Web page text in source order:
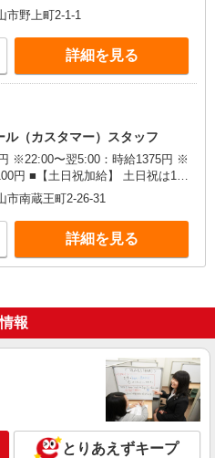
時給＋
市野上町2-1-1
詳細を見る
ル（カスタマー）スタッフ
※22:00〜翌5:00：時給1375円 ※
日祝は1時
（5:00〜
円
市南蔵王町2-26-31
詳細を見る
報
とりあえずキープ